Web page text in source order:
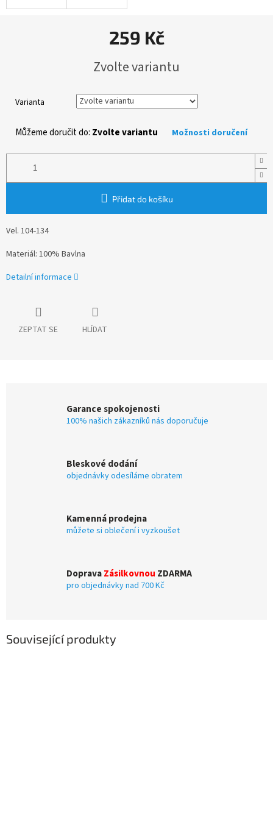
259 Kč
cena:
Zvolte variantu
Varianta
Můžeme doručit do: Zvolte variantu Možnosti doručení
Přidat do košíku
Vel. 104-134
Materiál: 100% Bavlna
Detailní informace
ZEPTAT SE HLÍDAT
Garance spokojenosti
100% našich zákazníků nás doporučuje
Bleskové dodání
objednávky odesíláme obratem
Kamenná prodejna
můžete si oblečení i vyzkoušet
DopravaZásilkovnou ZDARMA
pro objednávky nad 700 Kč
Související produkty